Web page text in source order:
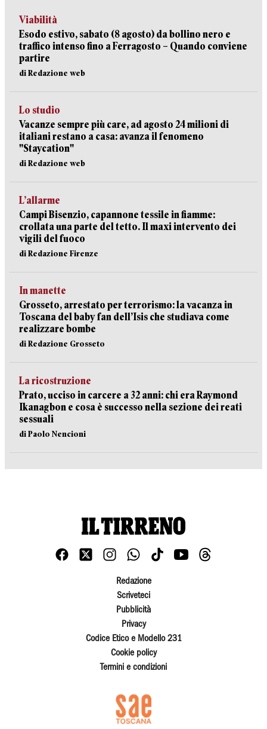
Viabilità
Esodo estivo, sabato (8 agosto) da bollino nero e
traffico intenso fino a Ferragosto – Quando conviene
partire
di Redazione web
Lo studio
Vacanze sempre più care, ad agosto 24 milioni di
italiani restano a casa: avanza il fenomeno
"Staycation"
di Redazione web
L’allarme
Campi Bisenzio, capannone tessile in fiamme:
crollata una parte del tetto. Il maxi intervento dei
vigili del fuoco
di Redazione Firenze
In manette
Grosseto, arrestato per terrorismo: la vacanza in
Toscana del baby fan dell’Isis che studiava come
realizzare bombe
di Redazione Grosseto
La ricostruzione
Prato, ucciso in carcere a 32 anni: chi era Raymond
Ikanagbon e cosa è successo nella sezione dei reati
sessuali
di Paolo Nencioni
Redazione
Scriveteci
Pubblicità
Privacy
Codice Etico e Modello 231
Cookie policy
Termini e condizioni